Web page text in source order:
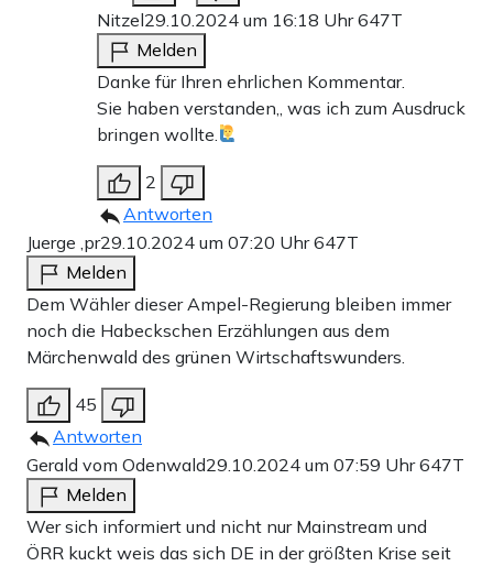
Nitzel29.10.2024 um 16:18 Uhr647T
Melden
Danke für Ihren ehrlichen Kommentar.
Sie haben verstanden,, was ich zum Ausdruck
bringen wollte.
2
Antworten
Juerge ,pr29.10.2024 um 07:20 Uhr647T
Melden
Dem Wähler dieser Ampel-Regierung bleiben immer
noch die Habeckschen Erzählungen aus dem
Märchenwald des grünen Wirtschaftswunders.
45
Antworten
Gerald vom Odenwald29.10.2024 um 07:59 Uhr647T
Melden
Wer sich informiert und nicht nur Mainstream und
ÖRR kuckt weis das sich DE in der größten Krise seit